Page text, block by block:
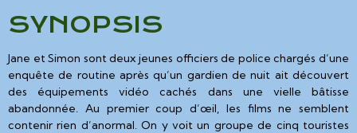
SYNOPSIS
Jane et Simon sont deux jeunes officiers de police chargés d’une
enquête de routine après qu’un gardien de nuit ait découvert
des équipements vidéo cachés dans une vielle bâtisse
abandonnée. Au premier coup d’œil, les films ne semblent
contenir rien d’anormal. On y voit un groupe de cinq touristes